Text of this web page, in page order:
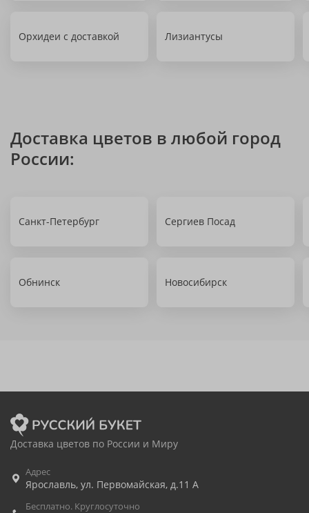
Орхидеи с доставкой Лизиантусы
Доставка цветов в любой город
России:
Санкт-Петербург Сергиев Посад
Обнинск Новосибирск
Доставка цветов по России и Миру
Адрес
Ярославль, ул. Первомайская, д.11 А
Бесплатно. Круглосуточно